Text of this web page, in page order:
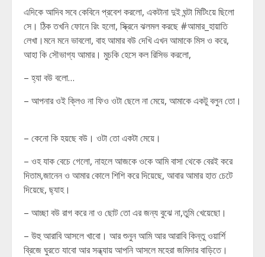
এদিকে আদিব সবে কেবিনে প্রবেশ করলো, একটানা দুই ঘন্টা মিটিংয়ে ছিলো
সে। ঠিক তখনি ফোনে রিং হলো, স্ক্রিনে ঝলমল করছে #আমার_হায়াতি
লেখা।মনে মনে ভাবলো, বাহ আমার বউ দেখি এখন আমাকে মিস ও করে,
আহা কি সৌভাগ্য আমার। মুচকি হেসে কল রিসিভ করলো,
– হ্যা বউ বলো…
– আপনার ওই ক্লিও না ফিও ওটা ছেলে না মেয়ে, আমাকে একটু বলুন তো।
– কেনো কি হয়ছে বউ। ওটা তো একটা মেয়ে।
– ওহ যাক বেচে গেলো, নাহলে আজকে ওকে আমি বাসা থেকে বেরই করে
দিতাম,জানেন ও আমার কোলে শিশি করে দিয়েছে, আবার আমার হাত চেটে
দিয়েছে, ছ্যাহ।
– আচ্ছা বউ রাগ করে না ও ছোট তো এর জন্য বুঝে না,তুমি খেয়েছো।
– উহু আরাবি আসলে খাবো। আর শুনুন আমি আর আরাবি কিন্তু ওয়ার্শি
ব্রিজে ঘুরতে যাবো আর সন্ধ্যায় আপনি আসলে মহেরা জমিদার বাড়িতে।